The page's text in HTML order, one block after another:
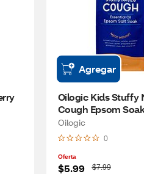
Agregar
Oilogic Kids Stuffy
Cough Epsom
Oilogic
0
Oferta
$5.99
W
$7.99